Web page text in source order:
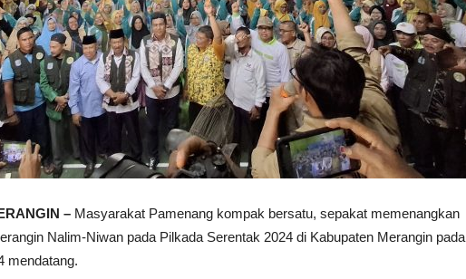
– Masyarakat Pamenang kompak bersatu, sepakat memenangkan
Nalim-Niwan pada Pilkada Serentak 2024 di Kabupaten Merangin pada
mendatang.